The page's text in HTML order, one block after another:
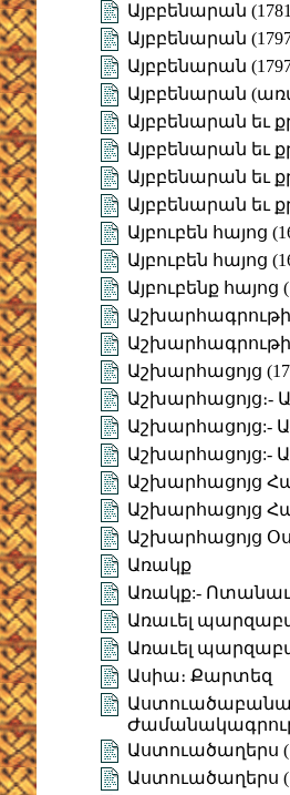
Այբբենարան
Այբբենարան
Այբբենարան
Այբբենարան
Այբբենարան եւ
Այբբենարան եւ
Այբբենարան եւ
Այբբենարան եւ
Այբուբեն հայոց
Այբուբեն հայոց
Այբուբենք հայոց
Աշխարհացոյց
Աշխարհացոյց։-
Աշխարհացոյց:-
Աշխարհացոյց:-
Աշխարհացոյց
Աշխարհացոյց
Աշխարհացոյց
Առակք
Առակք:-
Առաւել
Առաւել
Ասիա։ Քարտեզ
Աստուածաղերս
Աստուածաղերս